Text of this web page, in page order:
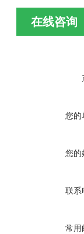
在线咨询
您的
您的
联系
常用